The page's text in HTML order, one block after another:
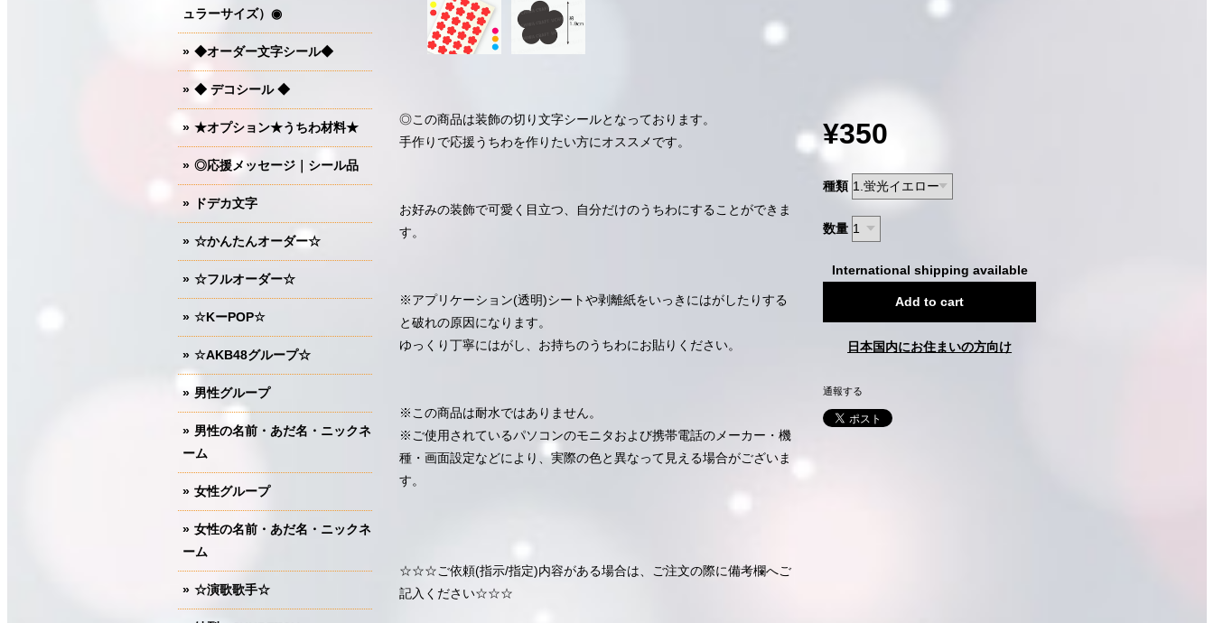
◎この商品は装飾の切り文字シールとなっております。
手作りで応援うちわを作りたい方にオススメです。
お好みの装飾で可愛く目立つ、自分だけのうちわにすることができま
す。
※アプリケーション(透明)シートや剥離紙をいっきにはがしたりする
と破れの原因になります。
ゆっくり丁寧にはがし、お持ちのうちわにお貼りください。
※この商品は耐水ではありません。
※ご使用されているパソコンのモニタおよび携帯電話のメーカー・機
種・画面設定などにより、実際の色と異なって見える場合がございま
す。
☆☆☆ご依頼(指示/指定)内容がある場合は、ご注文の際に備考欄へご
記入ください☆☆☆
¥350
種類
数量
International shipping available
Add to cart
日本国内にお住まいの方向け
通報する
ュラーサイズ）◉
◆オーダー文字シール◆
◆ デコシール ◆
★オプション★うちわ材料★
◎応援メッセージ｜シール品
ドデカ文字
☆かんたんオーダー☆
☆フルオーダー☆
☆KーPOP☆
☆AKB48グループ☆
男性グループ
男性の名前・あだ名・ニックネ
ーム
女性グループ
女性の名前・あだ名・ニックネ
ーム
☆演歌歌手☆